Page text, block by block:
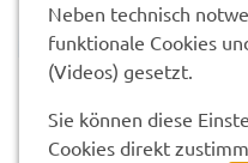
Neuig­kei­ten
Neben technisch
funktionale Cookies
(Videos) gesetzt.
Sie können diese
Cookies direkt